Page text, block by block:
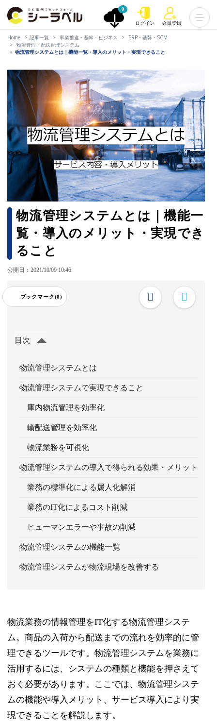
0
ログイン 会員登録
Home 記事一覧 事業推進・基幹・ビジネス
ERP・基幹・SCM
物流管理・配送管理システム
物流管理システムとは｜機能一覧・導入のメリット・実現できること
物流管理システムとは｜機能一
覧・導入のメリット・実現でき
ること
公開日：2021/10/09 10:46
ブックマーク(0)
目次
物流管理システムとは
物流管理システムで実現できること
庫内物流管理を効率化
輸配送管理を効率化
物流業務を可視化
物流管理システムの導入で得られる効果・メリット
業務の標準化による属人化解消
業務のIT化によるコスト削減
ヒューマンエラーや事故の削減
物流管理システムの機能一覧
物流管理システムが物流現場を改善する
物流業務の情報管理をIT化する物流管理システ
ム。商品の入荷から配送までの流れを効率的に管
理できるツールです。物流管理システムを業務に
活用するには、システムの種類と機能を押さえて
おく必要があります。ここでは、物流管理システ
ムの機能や導入メリット、サービス導入により実
現できることを解説します。